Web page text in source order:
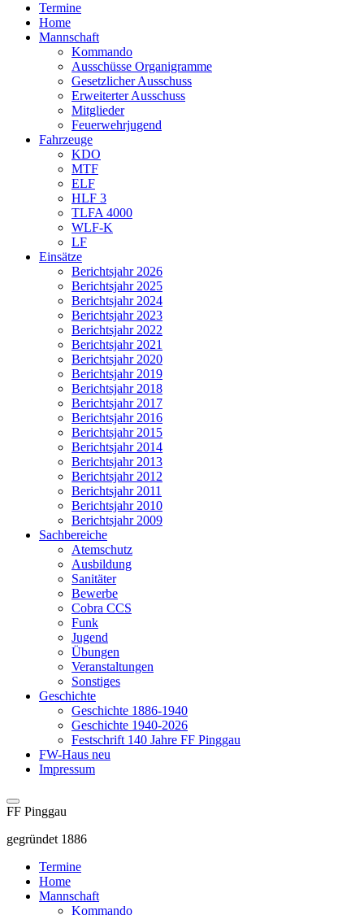
Termine
Home
Mannschaft
Kommando
Ausschüsse Organigramme
Gesetzlicher Ausschuss
Erweiterter Ausschuss
Mitglieder
Feuerwehrjugend
Fahrzeuge
KDO
MTF
ELF
HLF 3
TLFA 4000
WLF-K
LF
Einsätze
Berichtsjahr 2026
Berichtsjahr 2025
Berichtsjahr 2024
Berichtsjahr 2023
Berichtsjahr 2022
Berichtsjahr 2021
Berichtsjahr 2020
Berichtsjahr 2019
Berichtsjahr 2018
Berichtsjahr 2017
Berichtsjahr 2016
Berichtsjahr 2015
Berichtsjahr 2014
Berichtsjahr 2013
Berichtsjahr 2012
Berichtsjahr 2011
Berichtsjahr 2010
Berichtsjahr 2009
Sachbereiche
Atemschutz
Ausbildung
Sanitäter
Bewerbe
Cobra CCS
Funk
Jugend
Übungen
Veranstaltungen
Sonstiges
Geschichte
Geschichte 1886-1940
Geschichte 1940-2026
Festschrift 140 Jahre FF Pinggau
FW-Haus neu
Impressum
FF Pinggau
gegründet 1886
Termine
Home
Mannschaft
Kommando